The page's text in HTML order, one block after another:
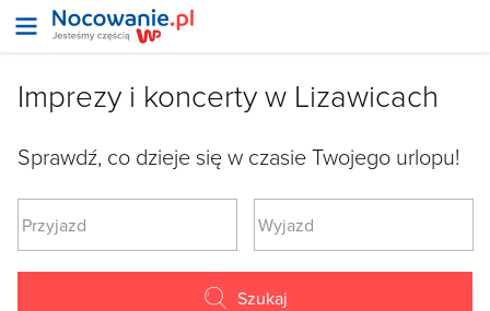
Imprezy i koncerty w Lizawicach
Sprawdź, co dzieje się w czasie Twojego urlopu!
Szukaj